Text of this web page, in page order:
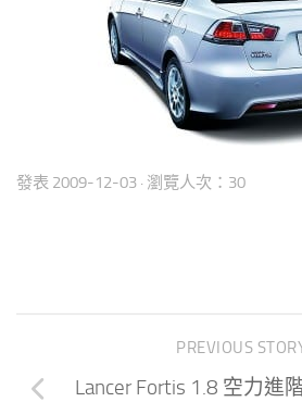
發表 2009-12-03 · 瀏覽人次：30
PREVIOUS
Lancer Fortis 1.8 空力進